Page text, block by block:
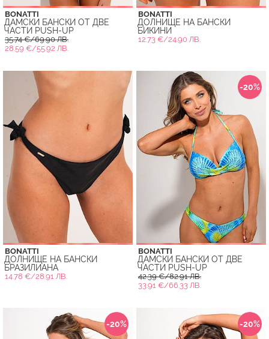
BONATTI
ДАМСКИ БАНСКИ ОТ ДВЕ
ЧАСТИ PUSH-UP
35.74 €/69.90 ЛВ.
28.59 €/55.92 ЛВ.
BONATTI
ДОЛНИЩE НА БАНСКИ
БИКИНИ
12.73 €/24.90 ЛВ.
BONATTI
ДОЛНИЩE НА БАНСКИ
БРАЗИЛИАНА
14.78 €/28.91 ЛВ.
-20%
BONATTI
ДАМСКИ БАНСКИ ОТ ДВЕ
ЧАСТИ PUSH-UP
42.39 €/82.91 ЛВ.
33.91 €/66.33 ЛВ.
-20% -20%